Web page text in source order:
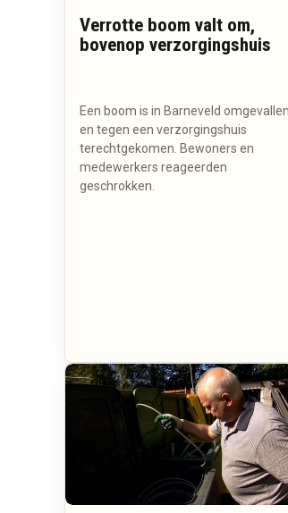
Verrotte boom valt om,
bovenop verzorgingshuis
Een boom is in Barneveld omgevallen
en tegen een verzorgingshuis
terechtgekomen. Bewoners en
medewerkers reageerden
geschrokken.